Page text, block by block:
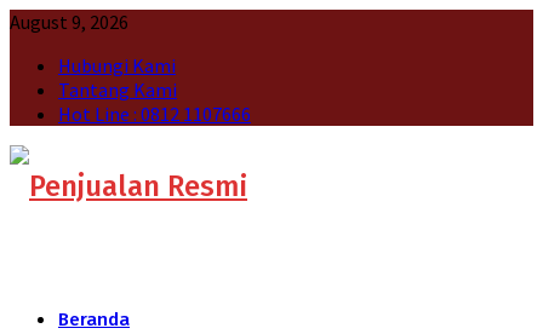
August 9, 2026
Hubungi Kami
Tantang Kami
Hot Line : 0812 1107666
Beranda